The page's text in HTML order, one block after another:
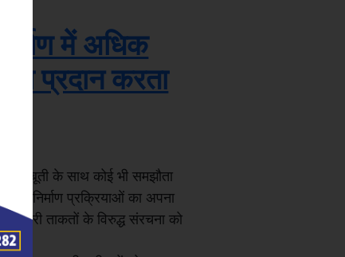
में अधिक
प्रदान करता
मज़बूती के साथ कोई भी समझौता
और निर्माण प्रक्रियाओं का अपना
ताकतों के विरुद्ध संरचना को